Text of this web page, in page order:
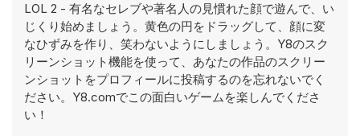
LOL 2 - 有名なセレブや著名人の見慣れた顔で遊んで、い
じくり始めましょう。黄色の円をドラッグして、顔に変
なひずみを作り、笑わないようにしましょう。Y8のスク
リーンショット機能を使って、あなたの作品のスクリー
ンショットをプロフィールに投稿するのを忘れないでく
ださい。Y8.comでこの面白いゲームを楽しんでくださ
い！